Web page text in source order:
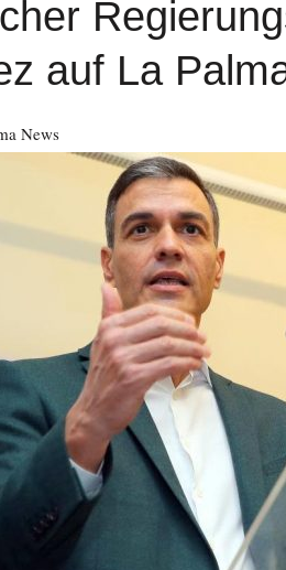
auf La
News